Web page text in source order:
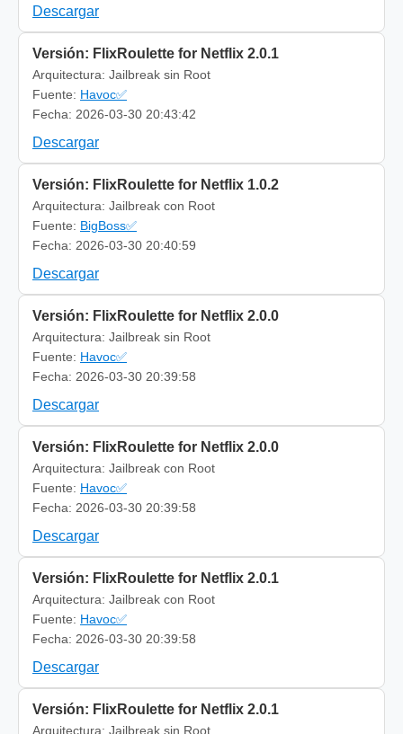
Descargar
Versión: FlixRoulette for Netflix 2.0.1
Arquitectura: Jailbreak sin Root
Fuente: Havoc✅
Fecha: 2026-03-30 20:43:42
Descargar
Versión: FlixRoulette for Netflix 1.0.2
Arquitectura: Jailbreak con Root
Fuente: BigBoss✅
Fecha: 2026-03-30 20:40:59
Descargar
Versión: FlixRoulette for Netflix 2.0.0
Arquitectura: Jailbreak sin Root
Fuente: Havoc✅
Fecha: 2026-03-30 20:39:58
Descargar
Versión: FlixRoulette for Netflix 2.0.0
Arquitectura: Jailbreak con Root
Fuente: Havoc✅
Fecha: 2026-03-30 20:39:58
Descargar
Versión: FlixRoulette for Netflix 2.0.1
Arquitectura: Jailbreak con Root
Fuente: Havoc✅
Fecha: 2026-03-30 20:39:58
Descargar
Versión: FlixRoulette for Netflix 2.0.1
Arquitectura: Jailbreak sin Root